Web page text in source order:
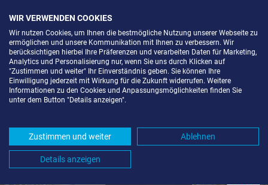
SELF STORAGE IN BADEN-BADEN-
UMGEBUNG *
Komfortabel einlagern mit Extraraum
WIR VERWENDEN COOKIES
Wir nutzen Cookies, um Ihnen die bestmögliche Nutzung unserer Webseite zu
ermöglichen und unsere Kommunikation mit Ihnen zu verbessern. Wir
berücksichtigen hierbei Ihre Präferenzen und verarbeiten Daten für Marketing,
Analytics und Personalisierung nur, wenn Sie uns durch Klicken auf
"Zustimmen und weiter" Ihr Einverständnis geben. Sie können Ihre
Einwilligung jederzeit mit Wirkung für die Zukunft widerrufen. Weitere
Informationen zu den Cookies und Anpassungsmöglichkeiten finden Sie
unter dem Button "Details anzeigen".
Zustimmen und weiter Ablehnen
Details anzeigen